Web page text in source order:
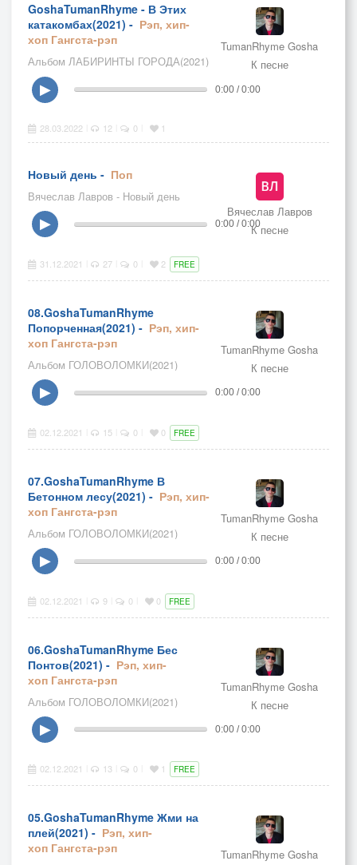
GoshaTumanRhyme - В Этих
катакомбах(2021) - Рэп, хип-
хоп Гангста-рэп
Альбом ЛАБИРИНТЫ ГОРОДА(2021)
TumanRhyme Gosha
К песне
▶ 0:00 / 0:00
28.03.2022 12 0 1
Новый день - Поп
Вячеслав Лавров - Новый день
Вячеслав Лавров
К песне
▶ 0:00 / 0:00
31.12.2021 27 0 2 FREE
08.GoshaTumanRhyme
Попорченная(2021) - Рэп, хип-
хоп Гангста-рэп
Альбом ГОЛОВОЛОМКИ(2021)
TumanRhyme Gosha
К песне
▶ 0:00 / 0:00
02.12.2021 15 0 0 FREE
07.GoshaTumanRhyme В
Бетонном лесу(2021) - Рэп, хип-
хоп Гангста-рэп
Альбом ГОЛОВОЛОМКИ(2021)
TumanRhyme Gosha
К песне
▶ 0:00 / 0:00
02.12.2021 9 0 0 FREE
06.GoshaTumanRhyme Бес
Понтов(2021) - Рэп, хип-
хоп Гангста-рэп
Альбом ГОЛОВОЛОМКИ(2021)
TumanRhyme Gosha
К песне
▶ 0:00 / 0:00
02.12.2021 13 0 1 FREE
05.GoshaTumanRhyme Жми на
плей(2021) - Рэп, хип-
хоп Гангста-рэп TumanRhyme Gosha